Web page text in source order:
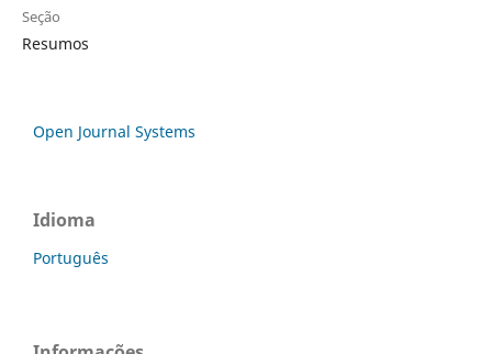
Seção
Resumos
Open Journal Systems
Idioma
Português